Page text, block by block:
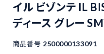
イル ビゾンテ IL
ディース グレー
商品番号 2500000133091